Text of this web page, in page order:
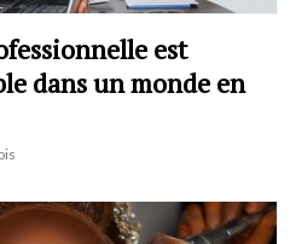
est
dans un monde en